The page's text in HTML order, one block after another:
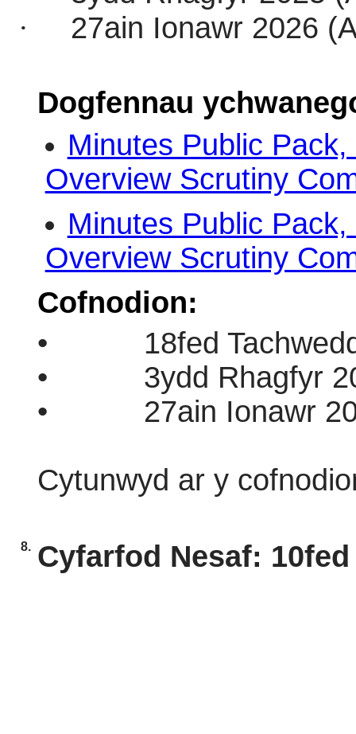
·
27ain Ionawr 2026
Dogfennau
Minutes Public
Overview Scrutiny
Minutes Public
Overview Scrutiny
Cofnodion:
•
18fed
•
3ydd Rhagfyr
•
27ain Ionawr
Cytunwyd ar y
8. Cyfarfod Nesaf: